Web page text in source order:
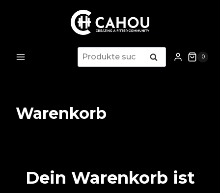
Suchen
nach:
Suchen 0
Warenkorb
Dein Warenkorb ist